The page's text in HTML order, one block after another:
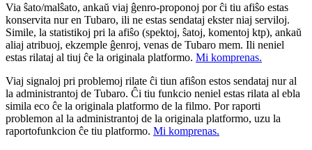
Via ŝato/malŝato, ankaŭ viaj ĝenro-proponoj por ĉi tiu afiŝo estas
konservita nur en Tubaro, ili ne estas sendataj ekster niaj serviloj.
Simile, la statistikoj pri la afiŝo (spektoj, ŝatoj, komentoj ktp), ankaŭ
aliaj atribuoj, ekzemple ĝenroj, venas de Tubaro mem. Ili neniel
estas rilataj al tiuj ĉe la originala platformo. Mi komprenas.
Viaj signaloj pri problemoj rilate ĉi tiun afiŝon estos sendataj nur al
la administrantoj de Tubaro. Ĉi tiu funkcio neniel estas rilata al ebla
simila eco ĉe la originala platformo de la filmo. Por raporti
problemon al la administrantoj de la originala platformo, uzu la
raportofunkcion ĉe tiu platformo. Mi komprenas.